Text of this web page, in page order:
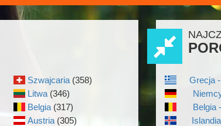
Szwajcaria (358)
Litwa (346)
Belgia (317)
Austria (305)
Grecja
Belgia